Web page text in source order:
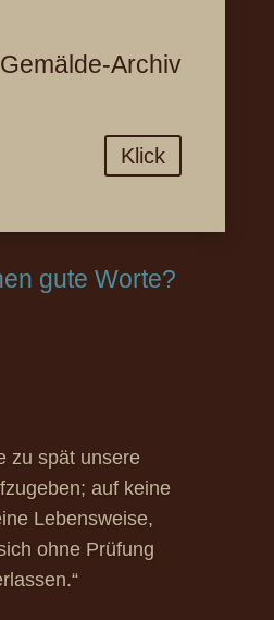
Gemälde-Archiv
Klick
gute Worte?
zu spät unsere
auf keine
Lebensweise,
ohne Prüfung